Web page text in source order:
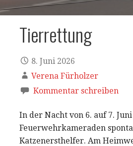
Tierrettung
8. Juni 2026
Verena Fürholzer
Kommentar schreiben
In der Nacht von 6. auf 7.
Feuerwehrkameraden
Katzenersthelfer. Am